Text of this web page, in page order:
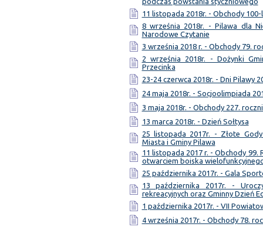
11 listopada 2018r. - Obchody
8 września 2018r. - Pilawa dla
Narodowe Czytanie
3 września 2018 r. - Obchody 79.
2 września 2018r. - Dożynki
Przecinka
23-24 czerwca 2018r. - Dni Pilawy
24 maja 2018r. - Socjoolimpiada
3 maja 2018r. - Obchody 227.
13 marca 2018r. - Dzień Sołtysa
25 listopada 2017r. - Złote
Miasta i Gminy Pilawa
11 listopada 2017 r. - Obchody 99.
otwarciem boiska
25 października 2017r. - Gala
13 października 2017r. -
rekreacyjnych oraz Gminny Dzień
1 października 2017r. - VII
4 września 2017r. - Obchody 78.